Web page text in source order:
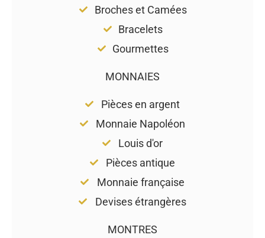
Broches et Camées
Bracelets
Gourmettes
MONNAIES
Pièces en argent
Monnaie Napoléon
Louis d'or
Pièces antique
Monnaie française
Devises étrangères
MONTRES